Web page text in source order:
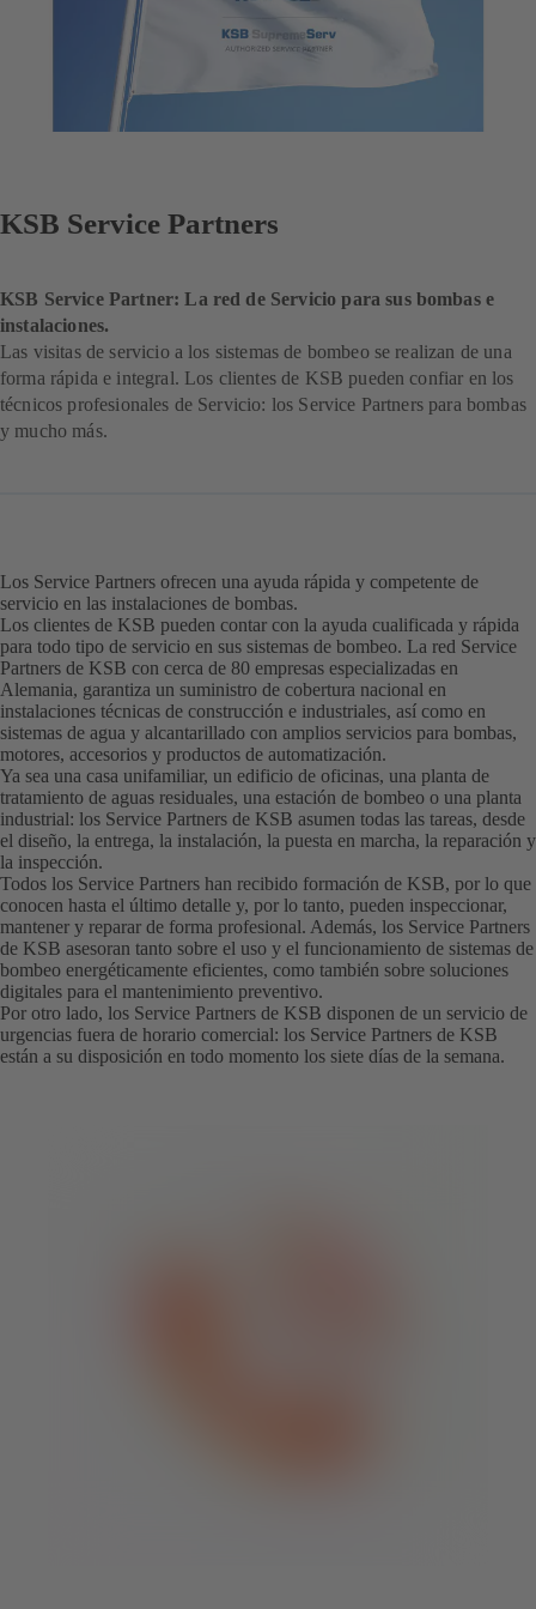
KSB Service Partners
KSB Service Partner: La red de Servicio para sus bombas e
instalaciones.
Las visitas de servicio a los sistemas de bombeo se realizan de una
forma rápida e integral. Los clientes de KSB pueden confiar en los
técnicos profesionales de Servicio: los Service Partners para bombas
y mucho más.
Los Service Partners ofrecen una ayuda rápida y competente de
servicio en las instalaciones de bombas.
Los clientes de KSB pueden contar con la ayuda cualificada y rápida
para todo tipo de servicio en sus sistemas de bombeo. La red Service
Partners de KSB con cerca de 80 empresas especializadas en
Alemania, garantiza un suministro de cobertura nacional en
instalaciones técnicas de construcción e industriales, así como en
sistemas de agua y alcantarillado con amplios servicios para bombas,
motores, accesorios y productos de automatización.
Ya sea una casa unifamiliar, un edificio de oficinas, una planta de
tratamiento de aguas residuales, una estación de bombeo o una planta
industrial: los Service Partners de KSB asumen todas las tareas, desde
el diseño, la entrega, la instalación, la puesta en marcha, la reparación y
la inspección.
Todos los Service Partners han recibido formación de KSB, por lo que
conocen hasta el último detalle y, por lo tanto, pueden inspeccionar,
mantener y reparar de forma profesional. Además, los Service Partners
de KSB asesoran tanto sobre el uso y el funcionamiento de sistemas de
bombeo energéticamente eficientes, como también sobre soluciones
digitales para el mantenimiento preventivo.
Por otro lado, los Service Partners de KSB disponen de un servicio de
urgencias fuera de horario comercial: los Service Partners de KSB
están a su disposición en todo momento los siete días de la semana.